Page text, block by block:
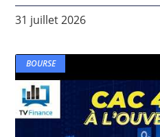
31 juillet 2026
BOURSE